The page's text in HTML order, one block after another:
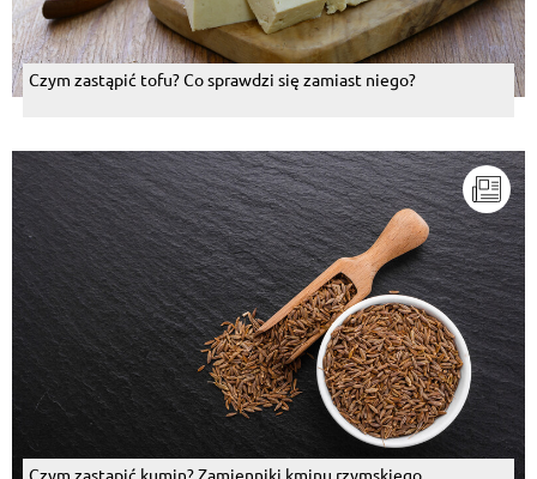
Czym zastąpić tofu? Co sprawdzi się zamiast niego?
Czym zastąpić kumin? Zamienniki kminu rzymskiego